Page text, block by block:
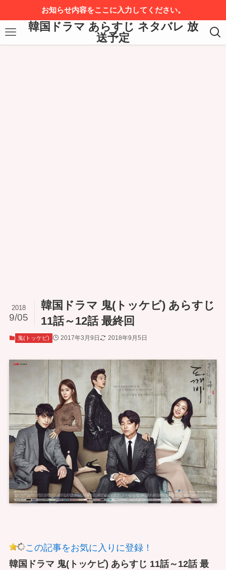
お知らせ内容をここに入力してください。
韓国ドラマ あらすじ ネタバレ 放
送予定
韓国ドラマ 鬼(トッケビ) あらすじ
11話～12話 最終回
2018
9/05
鬼(トッケビ) 2017年3月9日 2018年9月5日
この記事をお気に入りに登録！
韓国ドラマ 鬼(トッケビ) あらすじ 11話～12話 最